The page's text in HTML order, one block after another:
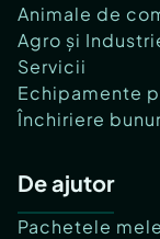
Animale de
Agro și
Servicii
Echipamente
Închiriere
De ajutor
Pachetele mele